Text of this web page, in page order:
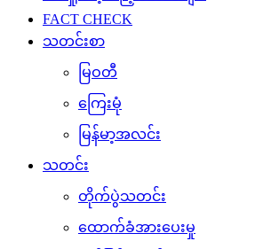
FACT CHECK
သတင်းစာ
မြဝတီ
ကြေးမုံ
မြန်မာ့အလင်း
သတင်း
တိုက်ပွဲသတင်း
ထောက်ခံအားပေးမှု